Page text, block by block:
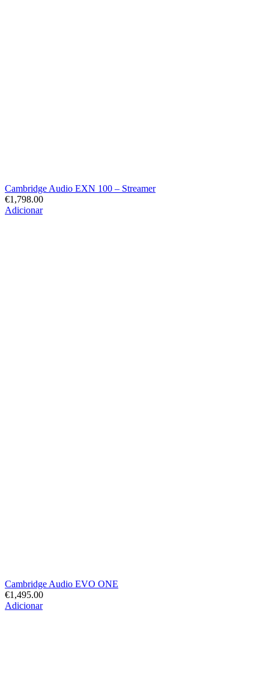
Cambridge Audio EXN 100 – Streamer
€1,798.00
Adicionar
Cambridge Audio EVO ONE
€1,495.00
Adicionar